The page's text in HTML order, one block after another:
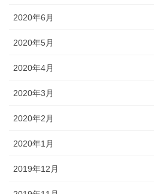
2020年6月
2020年5月
2020年4月
2020年3月
2020年2月
2020年1月
2019年12月